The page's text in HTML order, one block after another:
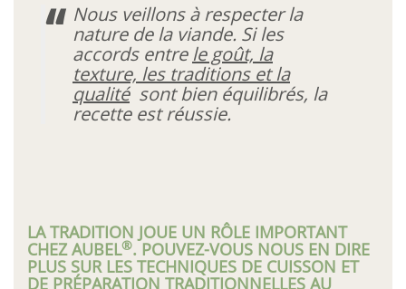
Nous veillons à respecter la
nature de la viande. Si les
accords entrele goût, la
texture, les traditions et la
qualitésont bien équilibrés, la
recette est réussie.
LA TRADITION JOUE UN RÔLE IMPORTANT
CHEZ AUBEL®. POUVEZ-VOUS NOUS EN DIRE
PLUS SUR LES TECHNIQUES DE CUISSON ET
DE PRÉPARATION TRADITIONNELLES AU